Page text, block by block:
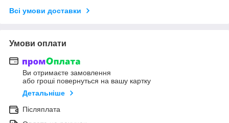
Всі умови доставки
Умови оплати
Ви отримаєте замовлення
або гроші повернуться на вашу картку
Детальніше
Післяплата